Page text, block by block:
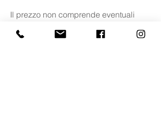
Il prezzo non comprende eventuali
quanto non espressamente indicato